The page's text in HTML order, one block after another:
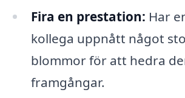
Fira en prestation: Har
kollega uppnått något
blommor för att hedra
framgångar.